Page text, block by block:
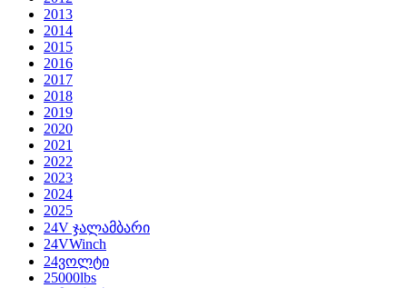
2013
2014
2015
2016
2017
2018
2019
2020
2021
2022
2023
2024
2025
24V ჯალამბარი
24VWinch
24ვოლტი
25000lbs